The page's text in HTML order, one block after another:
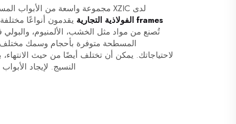
لدى XZIC مجموعة واسعة من الأبواب المسطحة المتاحة. هم
frames الفولاذية التجارية
يقدمون أنواعًا
المسطحة متوفرة بأحجام وسمك مختلف،
النسيج. لإيجاد